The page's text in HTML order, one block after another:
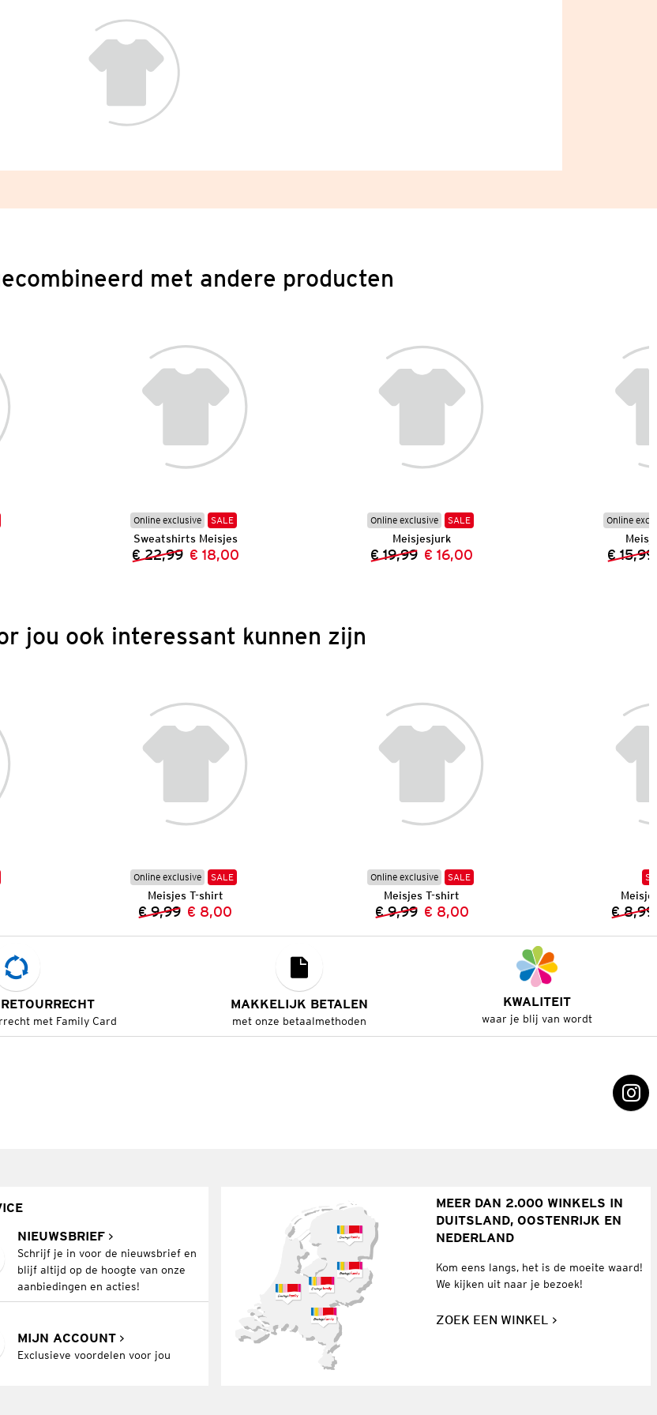
met andere producten
Online exclusive SALE
Sweatshirts Meisjes
Vorige prijs:
€ 22,99 Nieuwe prijs:
€ 18,00
Online exclusive SALE
Meisjesjurk
Vorige prijs:
€ 19,99 Nieuwe prijs:
€ 16,00
Online
€ 15,99
jou ook interessant kunnen zijn
Online exclusive SALE
Meisjes T-shirt
Vorige prijs:
€ 9,99 Nieuwe prijs:
€ 8,00
Online exclusive SALE
Meisjes T-shirt
Vorige prijs:
€ 9,99 Nieuwe prijs:
€ 8,00 € 8,99
met Family Card
MAKKELIJK BETALEN
met onze betaalmethoden
KWALITEIT
waar je blij van wordt
NIEUWSBRIEF
Schrijf je in voor de nieuwsbrief en
blijf altijd op de hoogte van onze
aanbiedingen en acties!
MIJN ACCOUNT
Exclusieve voordelen voor jou
MEER DAN 2.000 WINKELS IN
DUITSLAND, OOSTENRIJK EN
NEDERLAND
Kom eens langs, het is de moeite waard!
We kijken uit naar je bezoek!
ZOEK EEN WINKEL